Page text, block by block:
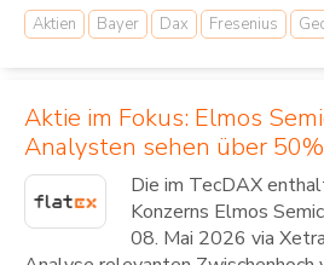
Aktien Bayer Dax Fresenius
Aktie im Fokus: Elmos
Analysten sehen über
Die im TecDAX
Konzerns Elmos
08. Mai 2026 via